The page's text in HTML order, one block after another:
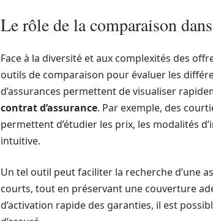
Le rôle de la comparaison
Face à la diversité et aux complexités des
outils de comparaison pour évaluer les
d’assurances permettent de visualiser
contrat d’assurance. Par exemple, des
permettent d’étudier les prix, les modalités
intuitive.
Un tel outil peut faciliter la recherche d’une
courts, tout en préservant une couverture
d’activation rapide des garanties, il est